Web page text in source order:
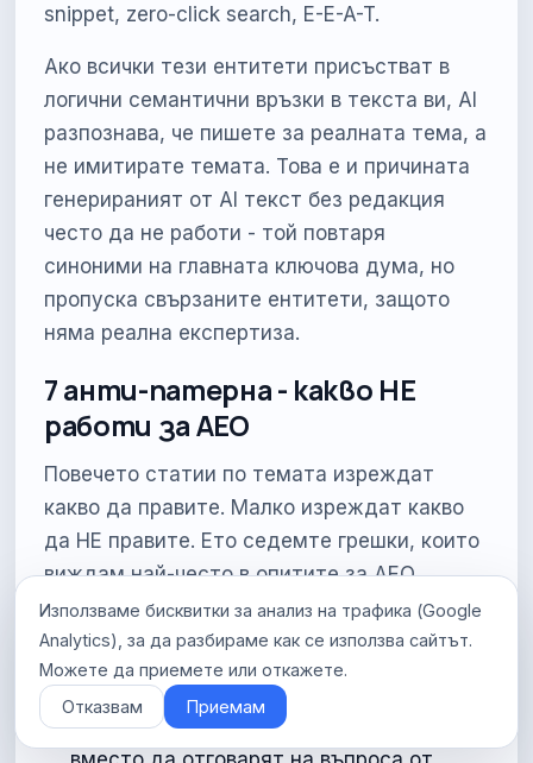
snippet, zero-click search, E-E-A-T.
Ако всички тези ентитети присъстват в
логични семантични връзки в текста ви, AI
разпознава, че пишете за реалната тема, а
не имитирате темата. Това е и причината
генерираният от AI текст без редакция
често да не работи - той повтаря
синоними на главната ключова дума, но
пропуска свързаните ентитети, защото
няма реална експертиза.
7 анти-патерна - какво НЕ
работи за AEO
Повечето статии по темата изреждат
какво да правите. Малко изреждат какво
да НЕ правите. Ето седемте грешки, които
виждам най-често в опитите за AEO
оптимизация и които правят
съдържанието невидимо за AI Overviews.
Дълги интрота без отговор.
които обясняват "защо темата е важна"
Използваме бисквитки за анализ на трафика (Google
Analytics), за да разбираме как се използва сайтът.
Можете да приемете или откажете.
Отказвам
Приемам